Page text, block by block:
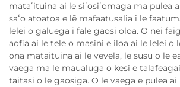
mataʻituina ai le siʻosiʻomaga ma pulea
saʻo atoatoa e lē mafaatusalia i le
lelei o galuega i fale gaosi oloa. O nei
aofia ai le tele o masini e iloa ai le lelei o
ona mataituina ai le vevela, le susū o le
vaega ma le maualuga o kesi e
taitasi o le gaosiga. O le vaega e pulea